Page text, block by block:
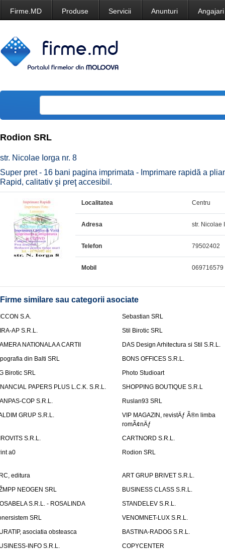
Firme.MD Produse Servicii Anunturi Angajari
Rodion SRL
str. Nicolae Iorga nr. 8
Super pret - 16 bani pagina imprimata - Imprimare rapidă a
Rapid, calitativ şi preţ accesibil.
Localitatea Centru
Adresa str. Nicolae
Telefon 79502402
Mobil 069716579
Firme similare sau categorii asociate
S.A.
Sebastian SRL
AP S.R.L.
Stil Birotic SRL
NATIONALA A CARTII
DAS Design Arhitectura si Stil S.R.L.
din Balti SRL
BONS OFFICES S.R.L.
Birotic SRL
Photo Studioart
PAPERS PLUS L.C.K. S.R.L.
SHOPPING BOUTIQUE S.R.L
COP S.R.L.
Ruslan93 SRL
GRUP S.R.L.
VIP MAGAZIN, revistÄƒ Ã®n limba
romÃ¢nÄƒ
S.R.L.
CARTNORD S.R.L.
a0
Rodion SRL
editura
ART GRUP BRIVET S.R.L.
NEOGEN SRL
BUSINESS CLASS S.R.L.
S.R.L. - ROSALINDA
STANDELEV S.R.L.
SRL
VENOMNET-LUX S.R.L.
asociatia obsteasca
BASTINA-RADOG S.R.L.
INFO S.R.L.
COPYCENTER